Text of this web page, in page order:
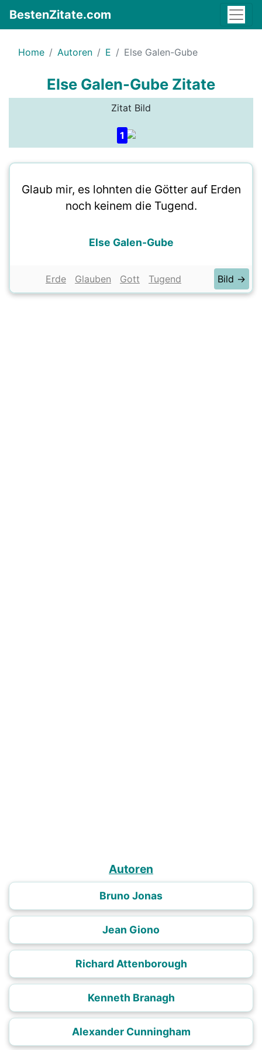
BestenZitate.com
Home Autoren E Else Galen-Gube
Else Galen-Gube Zitate
Zitat Bild
1
Glaub mir, es lohnten die Götter auf Erden
noch keinem die Tugend.
Else Galen-Gube
Erde Glauben Gott Tugend Bild →
Autoren
Bruno Jonas
Jean Giono
Richard Attenborough
Kenneth Branagh
Alexander Cunningham